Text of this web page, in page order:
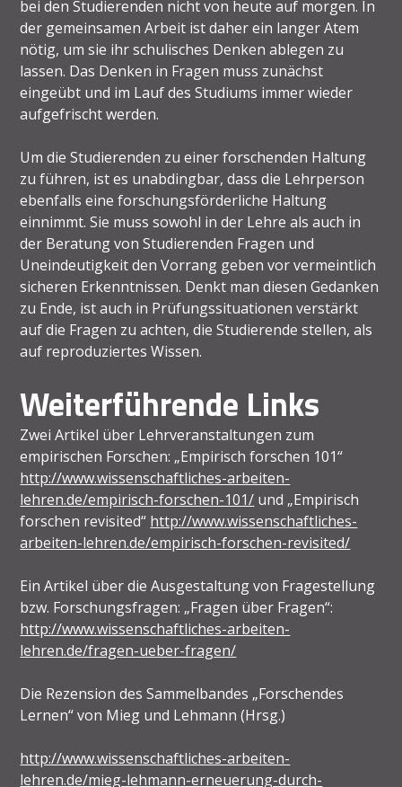
bei den Studierenden nicht von heute auf morgen. In
der gemeinsamen Arbeit ist daher ein langer Atem
nötig, um sie ihr schulisches Denken ablegen zu
lassen. Das Denken in Fragen muss zunächst
eingeübt und im Lauf des Studiums immer wieder
aufgefrischt werden.
Um die Studierenden zu einer forschenden Haltung
zu führen, ist es unabdingbar, dass die Lehrperson
ebenfalls eine forschungsförderliche Haltung
einnimmt. Sie muss sowohl in der Lehre als auch in
der Beratung von Studierenden Fragen und
Uneindeutigkeit den Vorrang geben vor vermeintlich
sicheren Erkenntnissen. Denkt man diesen Gedanken
zu Ende, ist auch in Prüfungssituationen verstärkt
auf die Fragen zu achten, die Studierende stellen, als
auf reproduziertes Wissen.
Weiterführende Links
Zwei Artikel über Lehrveranstaltungen zum
empirischen Forschen: „Empirisch forschen 101“
http://www.wissenschaftliches-arbeiten-
lehren.de/empirisch-forschen-101/ und „Empirisch
forschen revisited“ http://www.wissenschaftliches-
arbeiten-lehren.de/empirisch-forschen-revisited/
Ein Artikel über die Ausgestaltung von Fragestellung
bzw. Forschungsfragen: „Fragen über Fragen“:
http://www.wissenschaftliches-arbeiten-
lehren.de/fragen-ueber-fragen/
Die Rezension des Sammelbandes „Forschendes
Lernen“ von Mieg und Lehmann (Hrsg.)
http://www.wissenschaftliches-arbeiten-
lehren.de/mieg-lehmann-erneuerung-durch-